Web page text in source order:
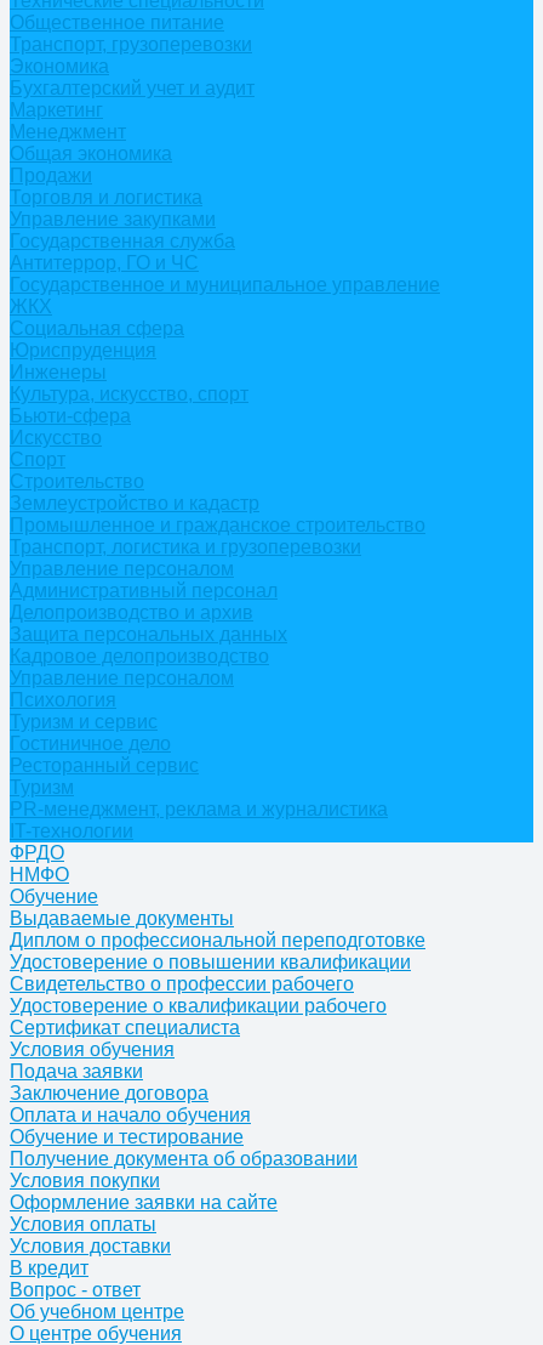
Общественное питание
Транспорт, грузоперевозки
Экономика
Бухгалтерский учет и аудит
Маркетинг
Менеджмент
Общая экономика
Продажи
Торговля и логистика
Управление закупками
Государственная служба
Антитеррор, ГО и ЧС
Государственное и муниципальное управление
ЖКХ
Социальная сфера
Юриспруденция
Инженеры
Культура, искусство, спорт
Бьюти-сфера
Искусство
Спорт
Строительство
Землеустройство и кадастр
Промышленное и гражданское строительство
Транспорт, логистика и грузоперевозки
Управление персоналом
Административный персонал
Делопроизводство и архив
Защита персональных данных
Кадровое делопроизводство
Управление персоналом
Психология
Туризм и сервис
Гостиничное дело
Ресторанный сервис
Туризм
PR-менеджмент, реклама и журналистика
IT-технологии
ФРДО
НМФО
Обучение
Выдаваемые документы
Диплом о профессиональной переподготовке
Удостоверение о повышении квалификации
Свидетельство о профессии рабочего
Удостоверение о квалификации рабочего
Сертификат специалиста
Условия обучения
Подача заявки
Заключение договора
Оплата и начало обучения
Обучение и тестирование
Получение документа об образовании
Условия покупки
Оформление заявки на сайте
Условия оплаты
Условия доставки
В кредит
Вопрос - ответ
Об учебном центре
О центре обучения